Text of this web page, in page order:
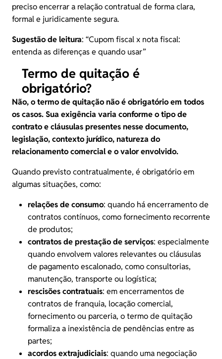
preciso encerrar a relação contratual de forma clara,
formal e juridicamente segura.
Sugestão de leitura: “Cupom fiscal x nota fiscal:
entenda as diferenças e quando usar”
Termo de quitação é
obrigatório?
Não, otermo de quitação não é obrigatórioem todos
os casos. Sua exigência varia conforme o tipo de
contrato e cláusulas presentes nesse documento,
legislação, contexto jurídico, natureza do
relacionamento comercial e o valor envolvido.
Quando previsto contratualmente, é obrigatório em
algumas situações, como:
relações de consumo: quando há encerramento de
contratos contínuos, como fornecimento recorrente
de produtos;
contratos de prestação de serviços: especialmente
quando envolvem valores relevantes ou cláusulas
de pagamento escalonado, como consultorias,
manutenção, transporte ou logística;
rescisões contratuais: em encerramentos de
contratos de franquia, locação comercial,
fornecimento ou parceria, o termo de quitação
formaliza a inexistência de pendências entre as
partes;
acordos extrajudiciais: quando uma negociação